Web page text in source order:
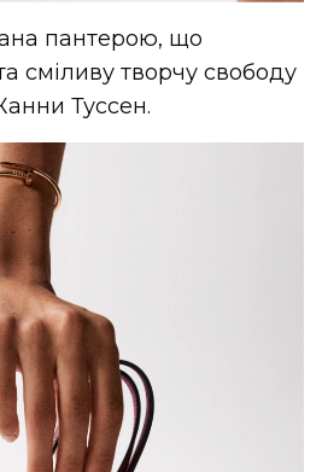
пантерою, що
сміливу творчу свободу
Туссен.